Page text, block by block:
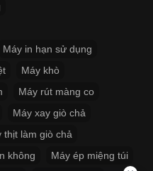
Máy in hạn sử dụng
Máy khò
Máy rút màng co
Máy xay giò chả
thịt làm giò chả
không Máy ép miệng túi